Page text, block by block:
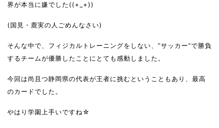
界が本当に嫌でした((+_+))
(国見・鹿実の人ごめんなさい)
そんな中で、フィジカルトレーニングをしない、”サッカー”で勝負
するチームが優勝したことにとても感動しました。
今回は尚且つ静岡県の代表が王者に挑むということもあり、最高
のカードでした。
やはり学園上手いですね☆